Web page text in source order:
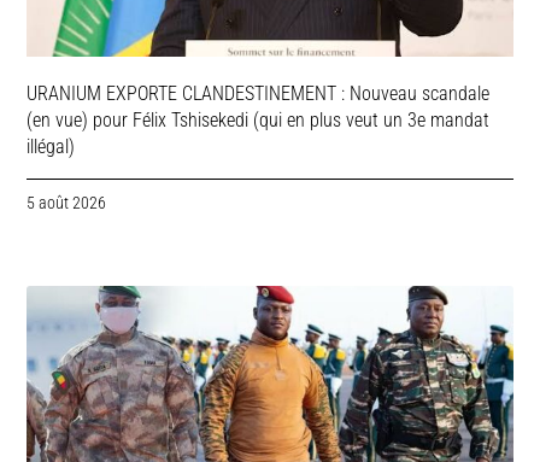
URANIUM EXPORTE CLANDESTINEMENT : Nouveau scandale
(en vue) pour Félix Tshisekedi (qui en plus veut un 3e mandat
illégal)
5 août 2026